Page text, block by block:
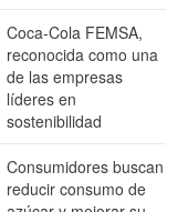
Coca-Cola FEMSA,
reconocida como una
de las empresas
líderes en
sostenibilidad
Consumidores buscan
reducir consumo de